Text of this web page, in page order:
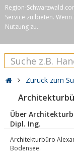
Region-
Service zu bieten.
Nutzung zu.
Zurück zum
Über
Dipl. Ing.
Architekturbüro
Bodensee.